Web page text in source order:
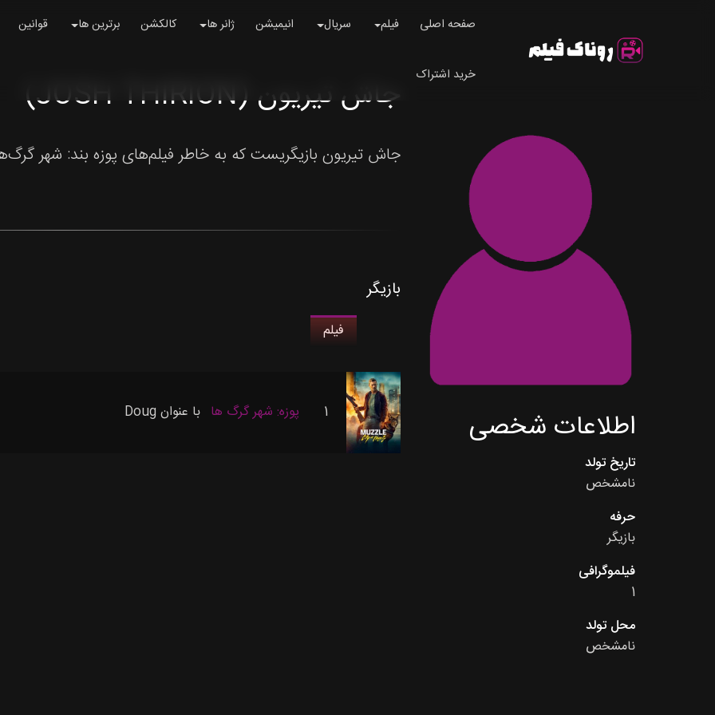
صفحه اصلی فیلم سریال انیمیشن ژانر ها کالکشن برترین ها قوانین
خرید اشتراک
اطلاعات شخصی
تاریخ تولد
نامشخص
حرفه
بازیگر
فیلموگرافی
1
محل تولد
نامشخص
جاش تیریون (JOSH THIRION)
جاش تیریون بازیگریست که به خاطر فیلم‌های پوزه بند: شهر گرگ‌ها (۲۰۲۵) و تابستان (۲۰۲۴) شناخته
بازیگر
فیلم
1 پوزه: شهر گرگ ها با عنوان Doug